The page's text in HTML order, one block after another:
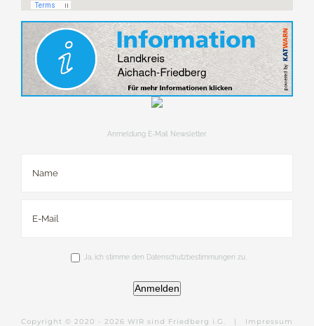
Anmeldung E-Mail Newsletter
Ja, ich stimme den Datenschutzbestimmungen zu.
Anmelden
Copyright © 2020 - 2026 WIR sind Friedberg i.G. | Impressum